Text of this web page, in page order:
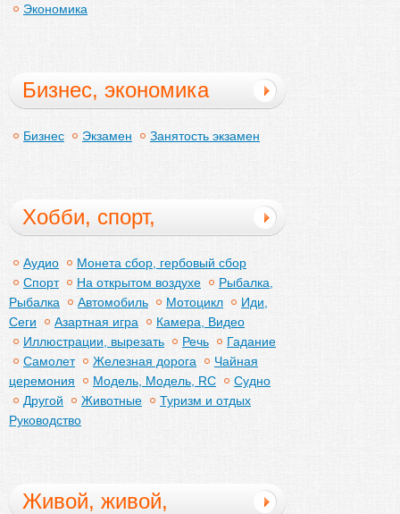
Экономика
Бизнес, экономика
Бизнес Экзамен Занятость экзамен
Хобби, спорт,
практическая
Аудио
Монета сбор, гербовый сбор
Спорт
На открытом воздухе
Рыбалка,
Рыбалка
Автомобиль Мотоцикл
Иди,
Сеги
Азартная игра
Камера, Видео
Иллюстрации, вырезать
Речь
Гадание
Самолет
Железная дорога
Чайная
церемония
Модель, Модель, RC
Судно
Другой
Животные
Туризм и отдых
Руководство
Живой, живой,